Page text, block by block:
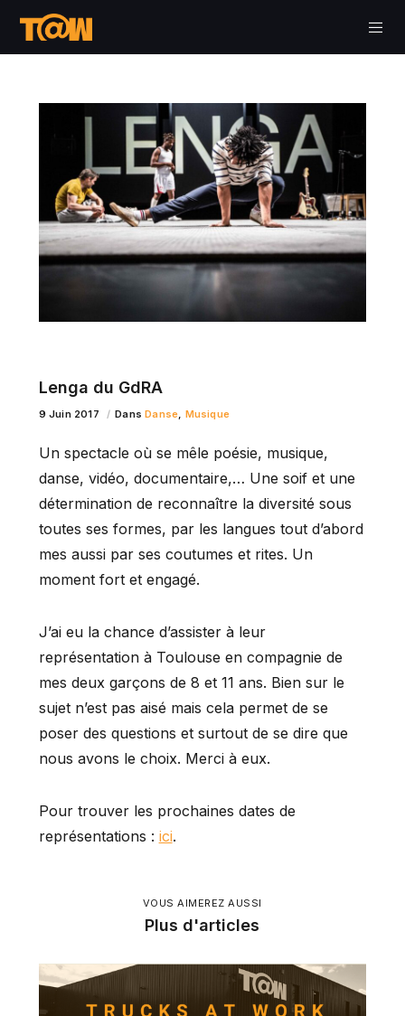
Lenga du GdRA
9 Juin 2017 DansDanse, Musique
Un spectacle où se mêle poésie, musique,
danse, vidéo, documentaire,… Une soif et une
détermination de reconnaître la diversité sous
toutes ses formes, par les langues tout d’abord
mes aussi par ses coutumes et rites. Un
moment fort et engagé.
J’ai eu la chance d’assister à leur
représentation à Toulouse en compagnie de
mes deux garçons de 8 et 11 ans. Bien sur le
sujet n’est pas aisé mais cela permet de se
poser des questions et surtout de se dire que
nous avons le choix. Merci à eux.
Pour trouver les prochaines dates de
représentations : ici.
VOUS AIMEREZ AUSSI
Plus d'articles